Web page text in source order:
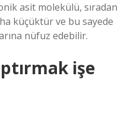
asit molekülü, sıradan
küçüktür ve bu sayede
nüfuz edebilir.
işe